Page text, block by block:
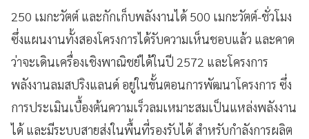
250 เมกะวัตต์ และกักเก็บพลังงานได้ 500 เมกะวัตต์-ชั่วโมง
ซึ่งแผนงานทั้งสองโครงการได้รับความเห็นชอบแล้ว และคาด
ว่าจะเดินเครื่องเชิงพาณิชย์ได้ในปี 2572 และโครงการ
พลังงานลมสปริงแลนด์ อยู่ในขั้นตอนการพัฒนาโครงการ ซึ่ง
การประเมินเบื้องต้นความเร็วลมเหมาะสมเป็นแหล่งพลังงาน
ได้ และมีระบบสายส่งในพื้นที่รองรับได้ สำหรับกำลังการผลิต